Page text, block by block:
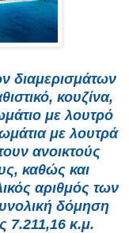
διαμερισμάτων
κουζίνα,
με λουτρό
με λουτρά
ανοικτούς
καθώς και
αριθμός των
δόμηση
7.211,16 κ.μ.